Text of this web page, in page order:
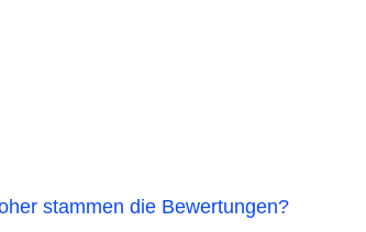
stammen die Bewertungen?